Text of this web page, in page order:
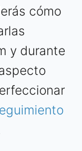
cómo
y durante